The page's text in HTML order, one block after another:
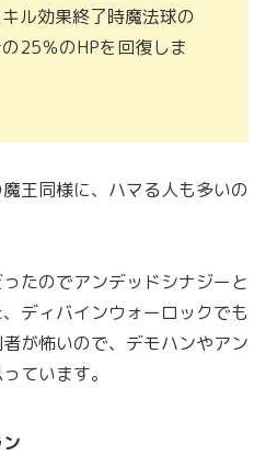
ル効果終了時魔法球の
25％のHPを回復しま
王同様に、ハマる人も多いの
たのでアンデッドシナジーと
ディバインウォーロックでも
が怖いので、デモハンやアン
ています。